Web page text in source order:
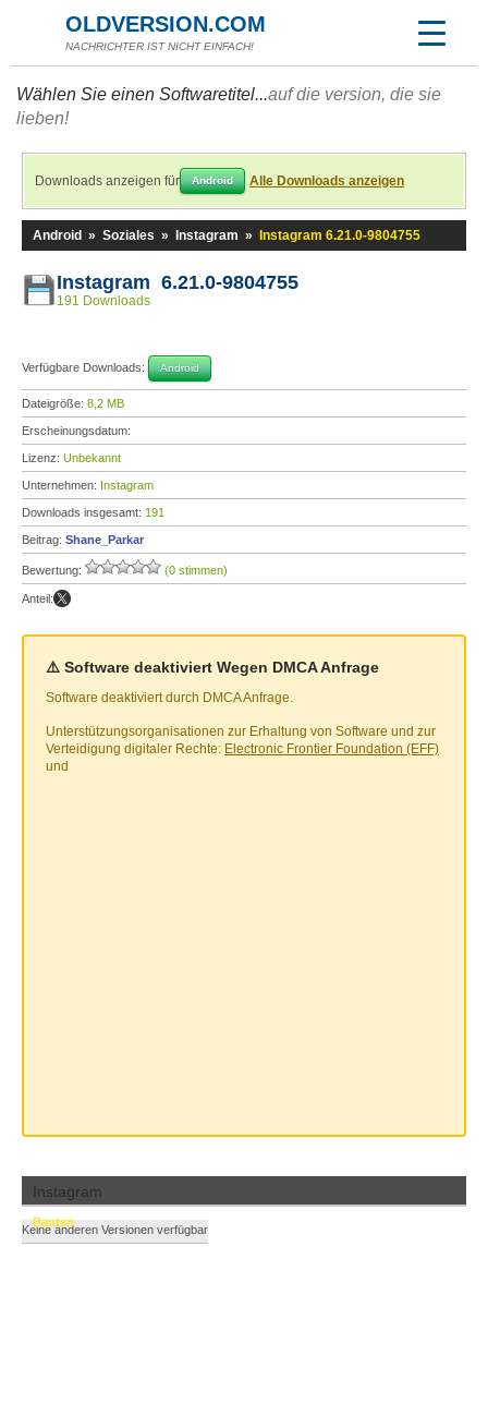
OLDVERSION.COM
NACHRICHTER IST NICHT EINFACH!
Wählen Sie einen Softwaretitel...auf die version, die sie
lieben!
Downloads anzeigen für Android Alle Downloads anzeigen
Android » Soziales » Instagram » Instagram 6.21.0-9804755
Instagram 6.21.0-9804755
191 Downloads
Verfügbare Downloads: Android
Dateigröße: 8,2 MB
Erscheinungsdatum:
Lizenz: Unbekannt
Unternehmen: Instagram
Downloads insgesamt: 191
Beitrag: Shane_Parkar
Bewertung: (0 stimmen)
Anteil:
⚠️ Software deaktiviert Wegen DMCA Anfrage
Software deaktiviert durch DMCA Anfrage.
Unterstützungsorganisationen zur Erhaltung von Software und zur
Verteidigung digitaler Rechte: Electronic Frontier Foundation (EFF)
und
Instagram
Bauten
Keine anderen Versionen verfügbar